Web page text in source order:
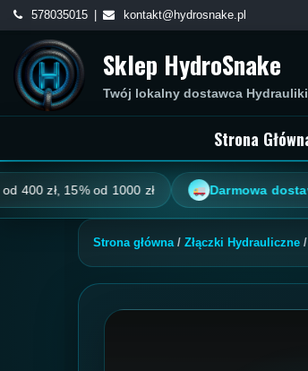
Skip
content
578035015 kontakt@hydrosnake.pl
Sklep HydroSnake
Twój lokalny dostawca Hydrauliki
Strona
15% od 1000 zł Darmowa dostawa:
Strona główna/ Złączki Hydrauliczne /